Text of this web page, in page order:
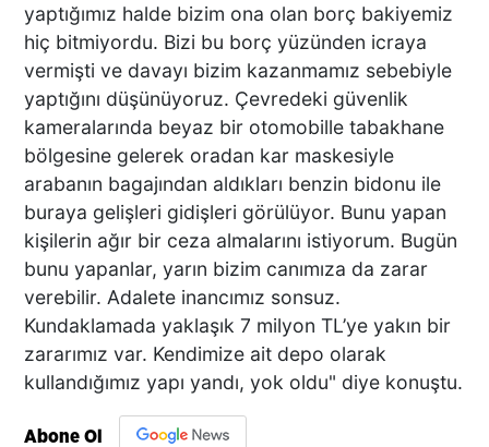
yaptığımız halde bizim ona olan borç bakiyemiz
hiç bitmiyordu. Bizi bu borç yüzünden icraya
vermişti ve davayı bizim kazanmamız sebebiyle
yaptığını düşünüyoruz. Çevredeki güvenlik
kameralarında beyaz bir otomobille tabakhane
bölgesine gelerek oradan kar maskesiyle
arabanın bagajından aldıkları benzin bidonu ile
buraya gelişleri gidişleri görülüyor. Bunu yapan
kişilerin ağır bir ceza almalarını istiyorum. Bugün
bunu yapanlar, yarın bizim canımıza da zarar
verebilir. Adalete inancımız sonsuz.
Kundaklamada yaklaşık 7 milyon TL’ye yakın bir
zararımız var. Kendimize ait depo olarak
kullandığımız yapı yandı, yok oldu" diye konuştu.
Abone Ol